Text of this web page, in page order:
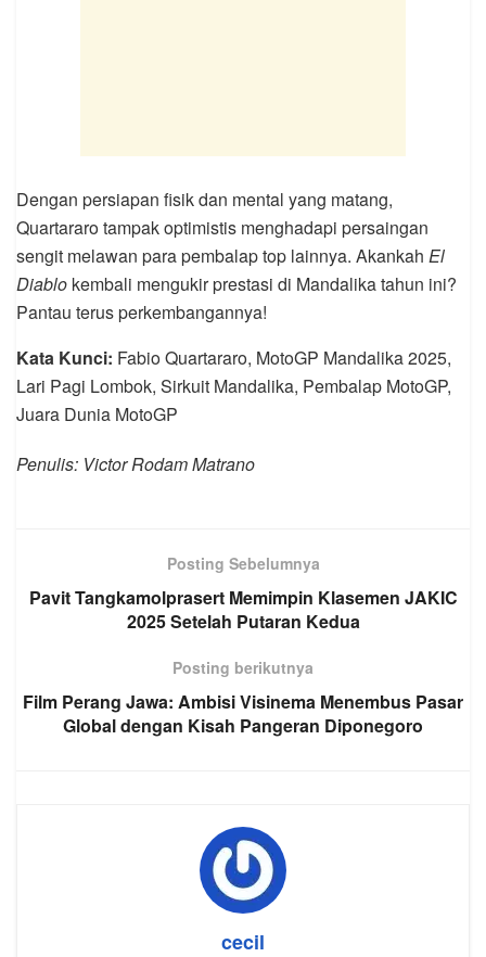
Dengan persiapan fisik dan mental yang matang,
Quartararo tampak optimistis menghadapi persaingan
sengit melawan para pembalap top lainnya. Akankah El
Diablo kembali mengukir prestasi di Mandalika tahun ini?
Pantau terus perkembangannya!
Kata Kunci: Fabio Quartararo, MotoGP Mandalika 2025,
Lari Pagi Lombok, Sirkuit Mandalika, Pembalap MotoGP,
Juara Dunia MotoGP
Penulis: Victor Rodam Matrano
Posting Sebelumnya
Pavit Tangkamolprasert Memimpin Klasemen JAKIC
2025 Setelah Putaran Kedua
Posting berikutnya
Film Perang Jawa: Ambisi Visinema Menembus Pasar
Global dengan Kisah Pangeran Diponegoro
cecil